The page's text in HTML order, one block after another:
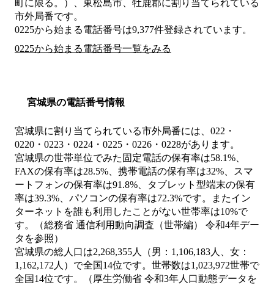
町に限る。）、東松島市、牡鹿郡に割り当てられている
市外局番です。
0225から始まる電話番号は9,377件登録されています。
0225から始まる電話番号一覧をみる
宮城県の電話番号情報
宮城県に割り当てられている市外局番には、022・
0220・0223・0224・0225・0226・0228があります。
宮城県の世帯単位でみた固定電話の保有率は58.1%、
FAXの保有率は28.5%、携帯電話の保有率は32%、スマ
ートフォンの保有率は91.8%、タブレット型端末の保有
率は39.3%、パソコンの保有率は72.3%です。またイン
ターネットを誰も利用したことがない世帯率は10%で
す。（総務省 通信利用動向調査（世帯編） 令和4年デー
タを参照）
宮城県の総人口は2,268,355人（男：1,106,183人、女：
1,162,172人）で全国14位です。世帯数は1,023,972世帯で
全国14位です。（厚生労働省 令和3年人口動態データを